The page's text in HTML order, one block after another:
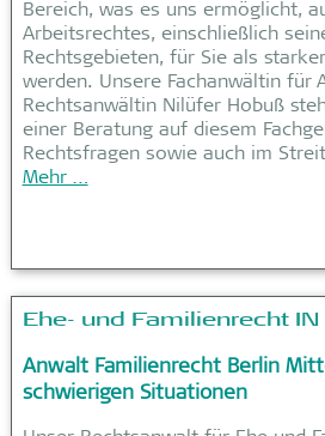
Bereich, was es uns ermöglicht,
Arbeitsrechtes, einschließlich
Rechtsgebieten, für Sie als
werden. Unsere Fachanwältin für
Rechtsanwältin Nilüfer Hobuß
einer Beratung auf diesem
Rechtsfragen sowie auch im
Mehr …
Ehe- und Familienrecht
Anwalt Familienrecht Berlin
schwierigen Situationen